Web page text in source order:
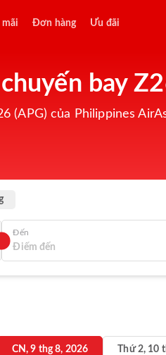
mãi Đơn hàng Ưu đãi
bay
(APG) của Philippines
Đến
CN, 9 thg 8, 2026 Thứ 2, 10